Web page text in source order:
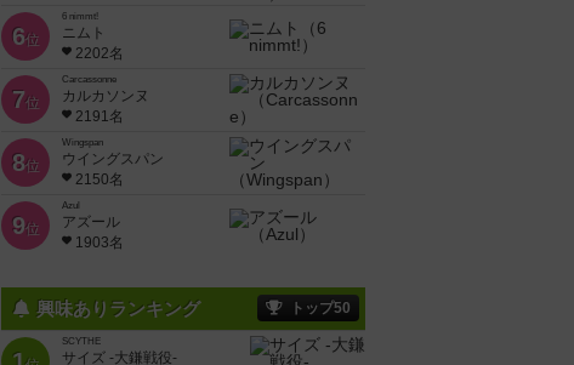
6位
6 nimmt!
ニムト
2202名
7位
Carcassonne
カルカソンヌ
2191名
8位
Wingspan
ウイングスパン
2150名
9位
Azul
アズール
1903名
興味ありランキング トップ50
SCYTHE
サイズ -大鎌戦役-